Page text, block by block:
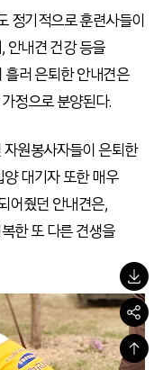
정기적으로 훈련사들이
안내견 건강 등을
러 은퇴한 안내견은
정으로 분양된다.
원봉사자들이 은퇴한
대기자 또한 매우
어줬던 안내견은,
한 또 다른 견생을